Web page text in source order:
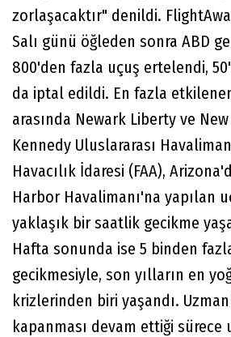
zorlaşacaktır" denildi.
Salı günü öğleden sonra ABD
800'den fazla uçuş ertelendi,
da iptal edildi. En fazla
arasında Newark Liberty ve New
Kennedy Uluslararası
Havacılık İdaresi (FAA),
Harbor Havalimanı'na yapılan
yaklaşık bir saatlik gecikme
Hafta sonunda ise 5 binden
gecikmesiyle, son yılların en
krizlerinden biri yaşandı.
kapanması devam ettiği sürece